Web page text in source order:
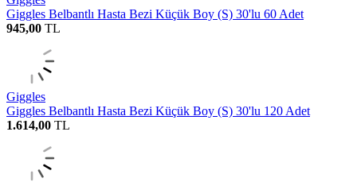
Giggles Belbantlı Hasta Bezi Küçük Boy (S) 30'lu 60 Adet
945,00 TL
Giggles
Giggles Belbantlı Hasta Bezi Küçük Boy (S) 30'lu 120 Adet
1.614,00 TL